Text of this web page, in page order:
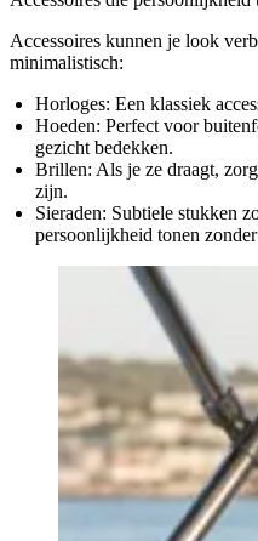
Accessoires kunnen je look
minimalistisch:
Horloges: Een klassiek
Hoeden: Perfect voor
gezicht bedekken.
Brillen: Als je ze draagt,
zijn.
Sieraden: Subtiele stukken
persoonlijkheid tonen